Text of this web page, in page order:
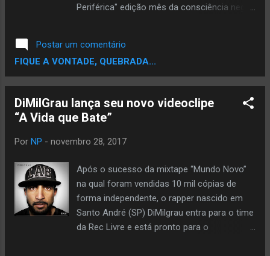
Periférica" edição mês da consciência negra,
fala sobre: Racismo, Pan-africanismo, seu
corre no rap, seu corre como educador e
varias fitas. Leia que a história do mano é
de grande aprendizado. Salve Buga, obrigado
por aceitar participar da entrevista. Pra
começar da hora, quem é o Rodrigo Brito
Muito obrigado pelo convite, sinto-me
lisonjeado pois admiro muito seu trabalho e
de toda a sua equipe com o Noticiário
Periférico. Rodrigo Buga é um MC e
professor de língua inglesa residente desde
Postar um comentário
FIQUE A VONTADE, QUEBRADA...
DiMilGrau lança seu novo videoclipe
“A Vida que Bate”
Por NP - novembro 28, 2017
Após o sucesso da mixtape “Mundo Novo”
na qual foram vendidas 10 mil cópias de
forma independente, o rapper nascido em
Santo André (SP) DiMilgrau entra para o time
da Rec Livre e está pronto para o